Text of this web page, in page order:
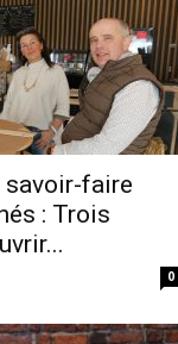
savoir-faire
: Trois
0